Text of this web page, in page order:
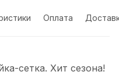
Оплата
сетка. Хит сезона!